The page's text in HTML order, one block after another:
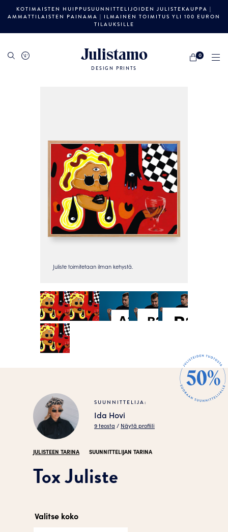
KOTIMAISTEN HUIPPUSUUNNITTELIJOIDEN JULISTEKAUPPA |
AMMATTILAISTEN PAINAMA | ILMAINEN TOIMITUS YLI 100 EURON
TILAUKSILLE
Julistamo
DESIGN PRINTS
0
SUUNNITTELIJA:
Ida Hovi
9 teosta / Näytä profiili
JULISTEEN TARINA SUUNNITTELIJAN TARINA
Tox Juliste
Valitse koko